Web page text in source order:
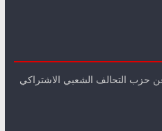
حزب التحالف الشعبي الاشتراكي